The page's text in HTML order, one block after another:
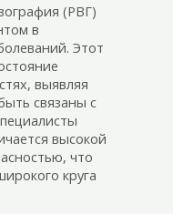
(РВГ)
в
Этот
выявляя
связаны с
высокой
что
круга